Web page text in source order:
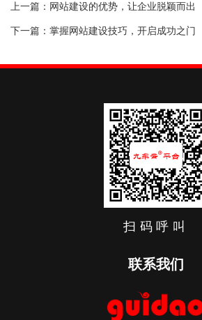
上一篇： 网站建设的优势，让企业脱颖而出
下一篇： 掌握网站建设技巧，开启成功之门
找不到任何内容
扫码呼叫
联系我们
传真：0536-5170133